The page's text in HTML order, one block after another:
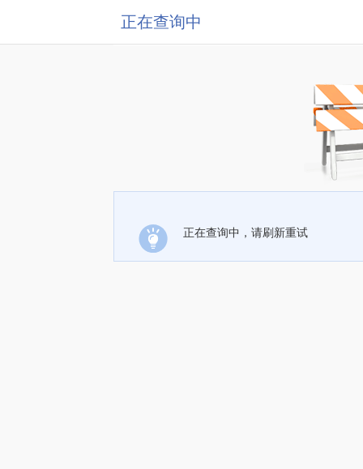
正在查询中
正在查询中，请刷新重试